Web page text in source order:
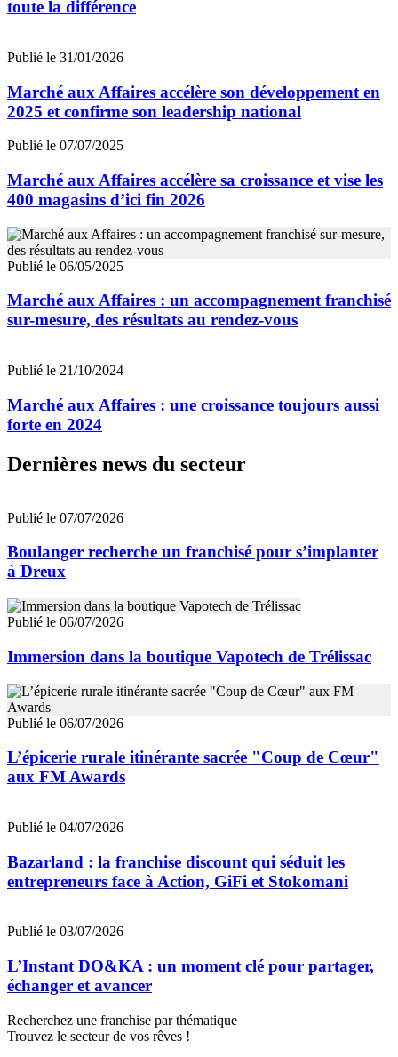
toute la différence
Publié le 31/01/2026
Marché aux Affaires accélère son développement en
2025 et confirme son leadership national
Publié le 07/07/2025
Marché aux Affaires accélère sa croissance et vise les
400 magasins d’ici fin 2026
Publié le 06/05/2025
Marché aux Affaires : un accompagnement franchisé
sur-mesure, des résultats au rendez-vous
Publié le 21/10/2024
Marché aux Affaires : une croissance toujours aussi
forte en 2024
Dernières news du secteur
Publié le 07/07/2026
Boulanger recherche un franchisé pour s’implanter
à Dreux
Publié le 06/07/2026
Immersion dans la boutique Vapotech de Trélissac
Publié le 06/07/2026
L’épicerie rurale itinérante sacrée "Coup de Cœur"
aux FM Awards
Publié le 04/07/2026
Bazarland : la franchise discount qui séduit les
entrepreneurs face à Action, GiFi et Stokomani
Publié le 03/07/2026
L’Instant DO&KA : un moment clé pour partager,
échanger et avancer
Recherchez une franchise par thématique
Trouvez le secteur de vos rêves !